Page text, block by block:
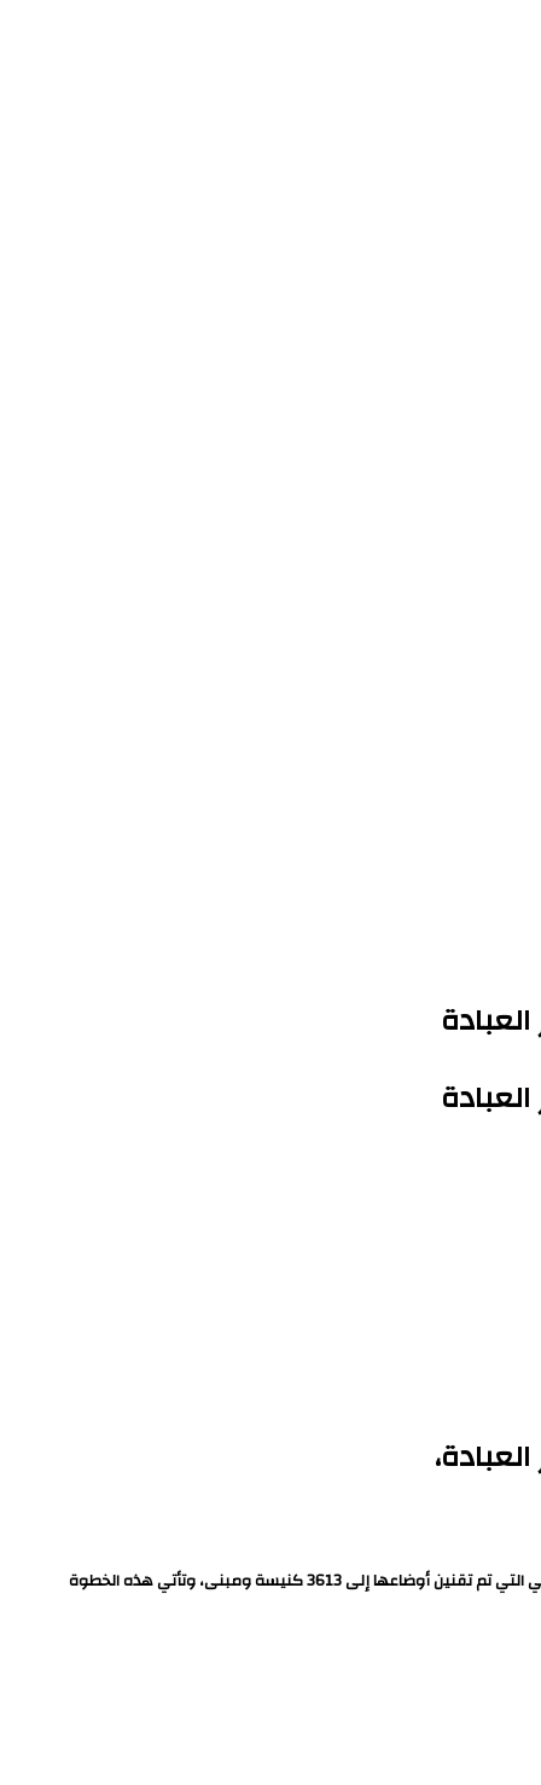
أعلنت اللجنة الرئيسية لتقنين أوضاع الكنائس والمباني الخدمية التابعة لها، عن تقنين أوضاع 160 كنيسة ومبنى تابعًا جديدًا، ليصل بذلك إجمالي عدد الكنائس والمباني التي تم تقنين أوضاعها إلى 3613 كنيسة ومبنى، وتأتي هذه الخطوة